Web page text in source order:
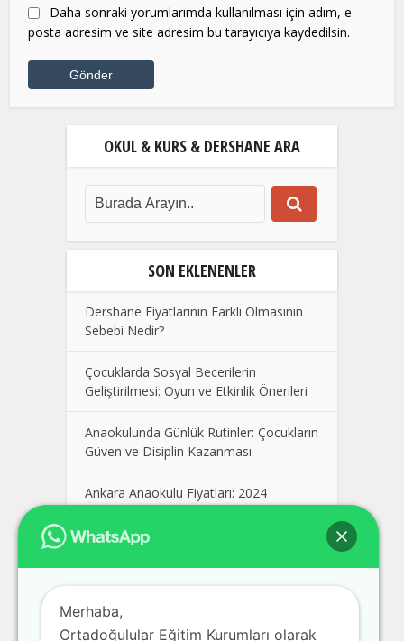
Daha sonraki yorumlarımda kullanılması için adım, e-
posta adresim ve site adresim bu tarayıcıya kaydedilsin.
OKUL & KURS & DERSHANE ARA
SON EKLENENLER
Dershane Fiyatlarının Farklı Olmasının
Sebebi Nedir?
Çocuklarda Sosyal Becerilerin
Geliştirilmesi: Oyun ve Etkinlik Önerileri
Anaokulunda Günlük Rutinler: Çocukların
Güven ve Disiplin Kazanması
Ankara Anaokulu Fiyatları: 2024
Kolej Seçimi Yaparken Dikkat Edilmesi
Dershaneler, Ankara Polatlı Dershane
Fiyatları
Merhaba,
Ortadoğulular Eğitim Kurumları olarak